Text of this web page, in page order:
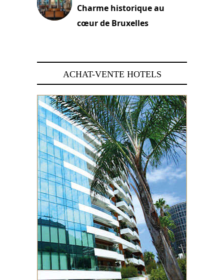
Charme historique au
cœur de Bruxelles
ACHAT-VENTE HOTELS